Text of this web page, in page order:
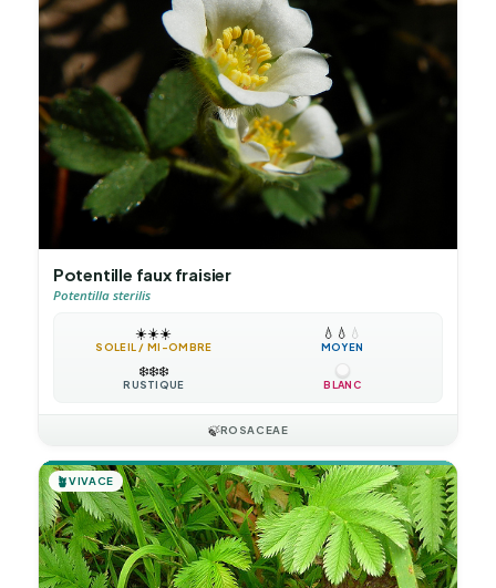
Potentille faux fraisier
Potentilla sterilis
☀️☀️☀️
SOLEIL / MI-OMBRE
💧 💧 💧
MOYEN
❄️❄️❄️
RUSTIQUE BLANC
🍃ROSACEAE
🪴VIVACE